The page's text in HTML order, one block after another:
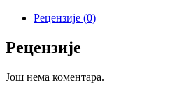
Рецензије (0)
Рецензије
Још нема коментара.